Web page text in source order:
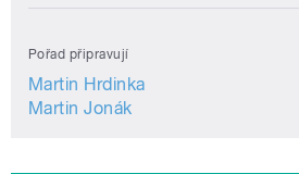
Pořad připravují
Martin Hrdinka
Martin Jonák